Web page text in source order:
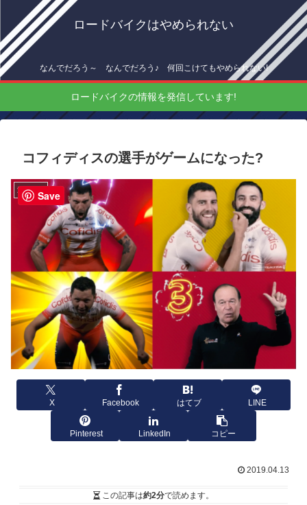
ロードバイクはやめられない
なんでだろう～ なんでだろう♪ 何回こけてもやめられない!
ロードバイクの情報を発信しています!
コフィディスの選手がゲームになった?
海外情報
X Facebook はてブ LINE
Pinterest LinkedIn コピー
2019.04.13
この記事は約2分で読めます。
Save